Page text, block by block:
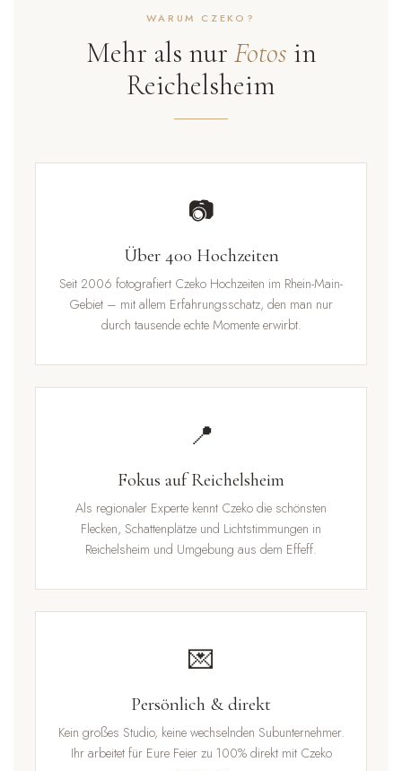
WARUM CZEKO?
Mehr als nur Fotos in
Reichelsheim
📷
Über 400 Hochzeiten
Seit 2006 fotografiert Czeko Hochzeiten im Rhein-Main-
Gebiet – mit allem Erfahrungsschatz, den man nur
durch tausende echte Momente erwirbt.
📍
Fokus auf Reichelsheim
Als regionaler Experte kennt Czeko die schönsten
Flecken, Schattenplätze und Lichtstimmungen in
Reichelsheim und Umgebung aus dem Effeff.
💌
Persönlich & direkt
Kein großes Studio, keine wechselnden Subunternehmer.
Ihr arbeitet für Eure Feier zu 100% direkt mit Czeko